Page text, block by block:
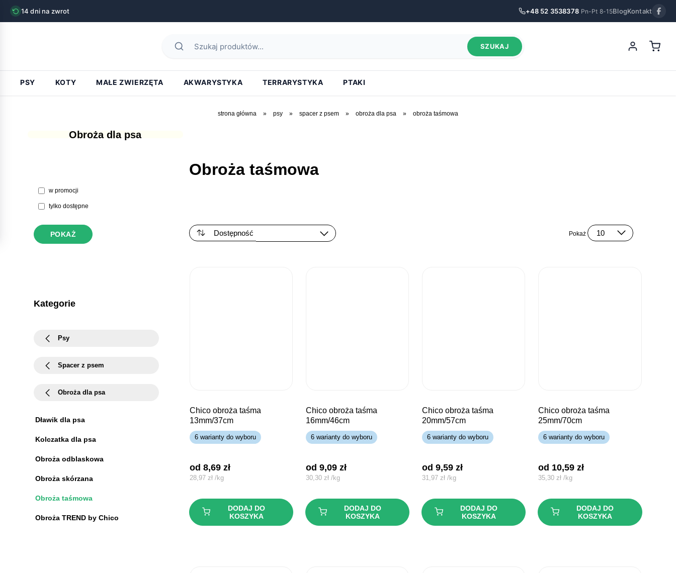
14 dni na zwrot +48 52 3538378 Pn-Pt 8-15BlogKontakt
SZUKAJ
PSY KOTY MAŁE ZWIERZĘTA AKWARYSTYKA TERRARYSTYKA PTAKI
strona główna » psy » spacer z psem » obroża dla psa » obroża taśmowa
Obroża dla psa
w promocji
tylko dostępne
POKAŻ
Kategorie
Psy
Spacer z psem
Obroża dla psa
Dławik dla psa
Kolczatka dla psa
Obroża odblaskowa
Obroża skórzana
Obroża taśmowa
Obroża TREND by Chico
Obroża taśmowa
Pokaż
chico obroża taśma
13mm/37cm
6 warianty do wyboru
od 8,69 zł
28,97 zł /kg
DODAJ DO
KOSZYKA
chico obroża taśma
16mm/46cm
6 warianty do wyboru
od 9,09 zł
30,30 zł /kg
DODAJ DO
KOSZYKA
chico obroża taśma
20mm/57cm
6 warianty do wyboru
od 9,59zł
31,97 zł /kg
DODAJ DO
KOSZYKA
chico obroża taśma
25mm/70cm
6 warianty do wyboru
od 10,59zł
35,30 zł /kg
DODAJ DO
KOSZYKA